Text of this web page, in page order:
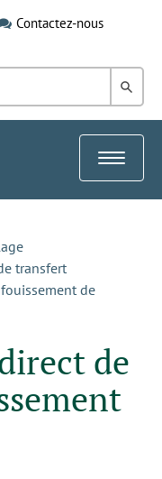
Contactez-nous
dans
Toggle
transfert
de
de